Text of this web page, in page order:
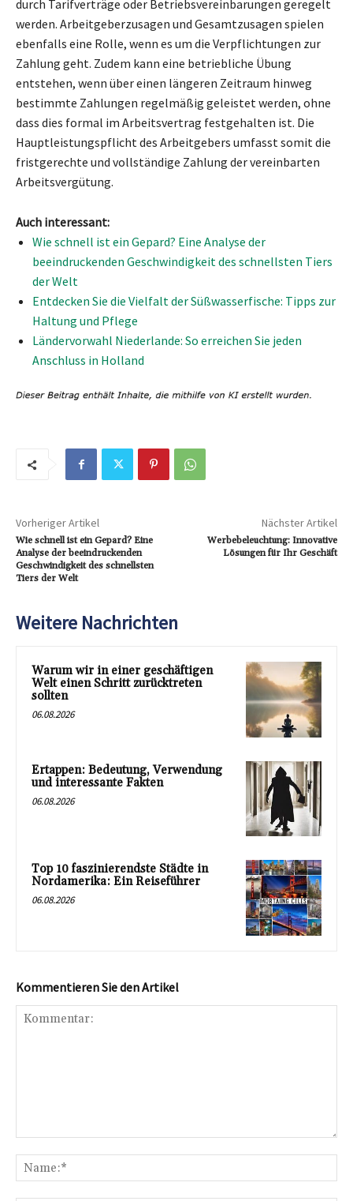
durch Tarifverträge oder Betriebsvereinbarungen geregelt
werden. Arbeitgeberzusagen und Gesamtzusagen spielen
ebenfalls eine Rolle, wenn es um die Verpflichtungen zur
Zahlung geht. Zudem kann eine betriebliche Übung
entstehen, wenn über einen längeren Zeitraum hinweg
bestimmte Zahlungen regelmäßig geleistet werden, ohne
dass dies formal im Arbeitsvertrag festgehalten ist. Die
Hauptleistungspflicht des Arbeitgebers umfasst somit die
fristgerechte und vollständige Zahlung der vereinbarten
Arbeitsvergütung.
Auch interessant:
Wie schnell ist ein Gepard? Eine Analyse der
beeindruckenden Geschwindigkeit des schnellsten Tiers
der Welt
Entdecken Sie die Vielfalt der Süßwasserfische: Tipps zur
Haltung und Pflege
Ländervorwahl Niederlande: So erreichen Sie jeden
Anschluss in Holland
Vorheriger Artikel
Wie schnell ist ein Gepard? Eine
Analyse der beeindruckenden
Geschwindigkeit des schnellsten
Tiers der Welt
Nächster Artikel
Werbebeleuchtung: Innovative
Lösungen für Ihr Geschäft
Weitere Nachrichten
Warum wir in einer geschäftigen
Welt einen Schritt zurücktreten
sollten
06.08.2026
Ertappen: Bedeutung, Verwendung
und interessante Fakten
06.08.2026
Top 10 faszinierendste Städte in
Nordamerika: Ein Reiseführer
06.08.2026
Kommentieren Sie den Artikel